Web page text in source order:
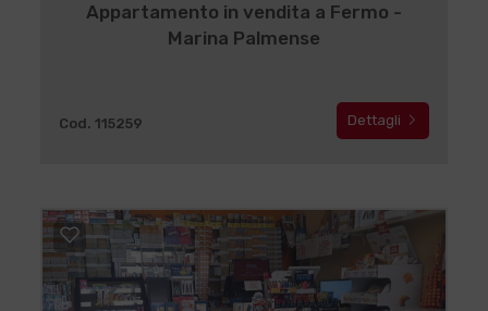
Appartamento in vendita a Fermo -
Marina Palmense
Cod. 115259 Dettagli